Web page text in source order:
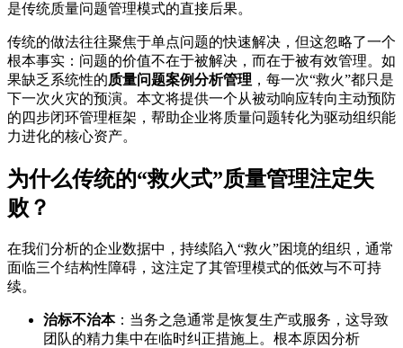
是传统质量问题管理模式的直接后果。
传统的做法往往聚焦于单点问题的快速解决，但这忽略了一个
根本事实：问题的价值不在于被解决，而在于被有效管理。如
果缺乏系统性的质量问题案例分析管理 ，每一次“救火”都只是
下一次火灾的预演。本文将提供一个从被动响应转向主动预防
的四步闭环管理框架，帮助企业将质量问题转化为驱动组织能
力进化的核心资产。
为什么传统的“救火式”质量管理注定失
败？
在我们分析的企业数据中，持续陷入“救火”困境的组织，通常
面临三个结构性障碍，这注定了其管理模式的低效与不可持
续。
治标不治本：当务之急通常是恢复生产或服务，这导致
团队的精力集中在临时纠正措施上。根本原因分析